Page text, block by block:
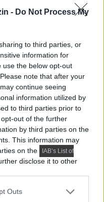
- Do Not Process My
to third parties, or
information for
use the below opt-out
note that after your
continue seeing
information utilized by
to third parties prior to
out of the further
by third parties on the
This information may
on the
IAB’s List of
disclose it to other
one or more Google
Outs
barátságos:
szívesen fogadnak...